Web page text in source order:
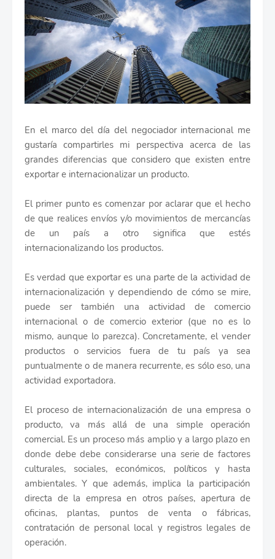
En el marco del día del negociador internacional me
gustaría compartirles mi perspectiva acerca de las
grandes diferencias que considero que existen entre
exportar e internacionalizar un producto.
El primer punto es comenzar por aclarar que el hecho
de que realices envíos y/o movimientos de mercancías
de un país a otro significa que estés
internacionalizando los productos.
Es verdad que exportar es una parte de la actividad de
internacionalización y dependiendo de cómo se mire,
puede ser también una actividad de comercio
internacional o de comercio exterior (que no es lo
mismo, aunque lo parezca). Concretamente, el vender
productos o servicios fuera de tu país ya sea
puntualmente o de manera recurrente, es sólo eso, una
actividad exportadora.
El proceso de internacionalización de una empresa o
producto, va más allá de una simple operación
comercial. Es un proceso más amplio y a largo plazo en
donde debe debe considerarse una serie de factores
culturales, sociales, económicos, políticos y hasta
ambientales. Y que además, implica la participación
directa de la empresa en otros países, apertura de
oficinas, plantas, puntos de venta o fábricas,
contratación de personal local y registros legales de
operación.